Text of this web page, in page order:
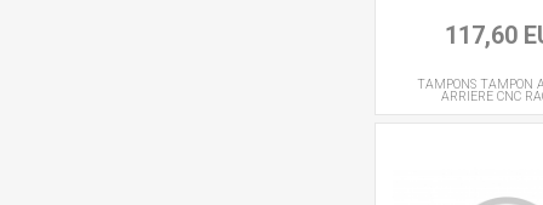
117,60
TAMPONS TAMPON
ARRIERE CNC